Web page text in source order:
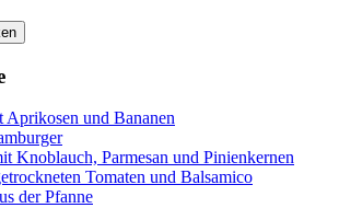
Aprikosen und Bananen
Knoblauch, Parmesan und Pinienkernen
Tomaten und Balsamico
der Pfanne